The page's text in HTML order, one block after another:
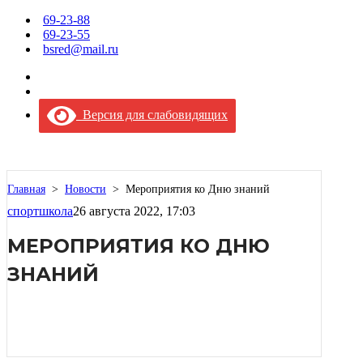
69-23-88
69-23-55
bsred@mail.ru
Версия для слабовидящих
Главная > Новости > Мероприятия ко Дню знаний
спортшкола26 августа 2022, 17:03
МЕРОПРИЯТИЯ КО ДНЮ
ЗНАНИЙ